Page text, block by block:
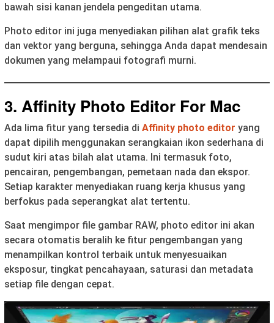
bawah sisi kanan jendela pengeditan utama.
Photo editor ini juga menyediakan pilihan alat grafik teks
dan vektor yang berguna, sehingga Anda dapat mendesain
dokumen yang melampaui fotografi murni.
3. Affinity Photo Editor For Mac
Ada lima fitur yang tersedia di Affinity photo editor yang
dapat dipilih menggunakan serangkaian ikon sederhana di
sudut kiri atas bilah alat utama. Ini termasuk foto,
pencairan, pengembangan, pemetaan nada dan ekspor.
Setiap karakter menyediakan ruang kerja khusus yang
berfokus pada seperangkat alat tertentu.
Saat mengimpor file gambar RAW, photo editor ini akan
secara otomatis beralih ke fitur pengembangan yang
menampilkan kontrol terbaik untuk menyesuaikan
eksposur, tingkat pencahayaan, saturasi dan metadata
setiap file dengan cepat.